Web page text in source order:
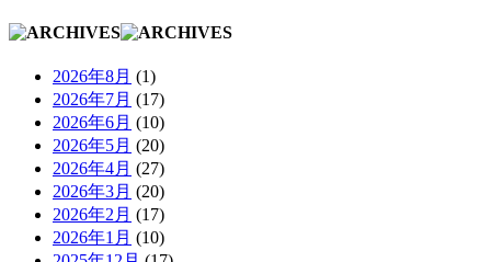
2026年8月 (1)
2026年7月 (17)
2026年6月 (10)
2026年5月 (20)
2026年4月 (27)
2026年3月 (20)
2026年2月 (17)
2026年1月 (10)